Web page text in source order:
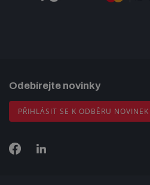
Odebírejte novinky
PŘIHLÁSIT SE K ODBĚRU NOVINEK